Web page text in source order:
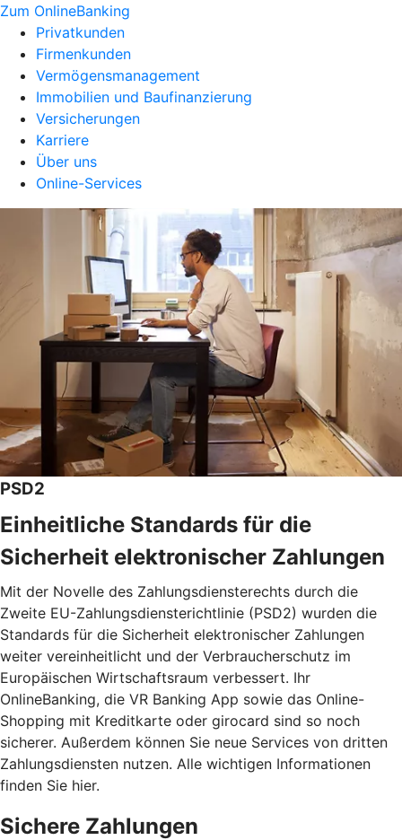
Zum OnlineBanking
Privatkunden
Firmenkunden
Vermögensmanagement
Immobilien und Baufinanzierung
Versicherungen
Karriere
Über uns
Online-Services
PSD2
Einheitliche Standards für die
Sicherheit elektronischer Zahlungen
Mit der Novelle des Zahlungsdiensterechts durch die
Zweite EU-Zahlungsdiensterichtlinie (PSD2) wurden die
Standards für die Sicherheit elektronischer Zahlungen
weiter vereinheitlicht und der Verbraucherschutz im
Europäischen Wirtschaftsraum verbessert. Ihr
OnlineBanking, die VR Banking App sowie das Online-
Shopping mit Kreditkarte oder girocard sind so noch
sicherer. Außerdem können Sie neue Services von dritten
Zahlungsdiensten nutzen. Alle wichtigen Informationen
finden Sie hier.
Sichere Zahlungen